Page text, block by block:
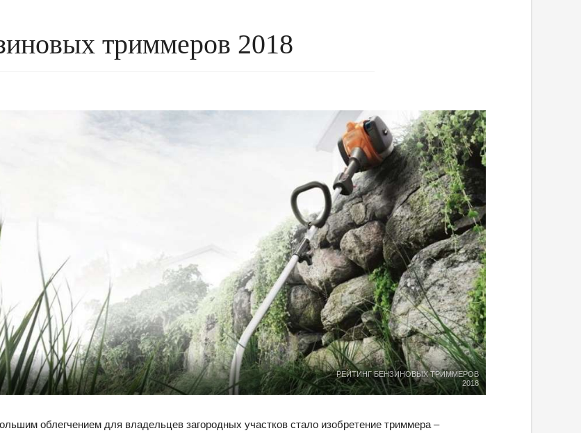
триммеров 2018
РЕЙТИНГ БЕНЗИНОВЫХ ТРИММЕРОВ
2018
облегчением для владельцев загородных участков стало изобретение триммера –